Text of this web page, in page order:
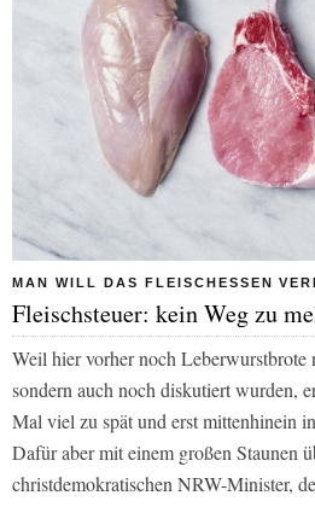
MAN WILL DAS FLEISCHESSEN
Fleischsteuer: kein Weg zu
Weil hier vorher noch Leberwurstbrote
sondern auch noch diskutiert wurden,
Mal viel zu spät und erst mittenhinein
Dafür aber mit einem großen Staunen
christdemokratischen NRW-Minister,